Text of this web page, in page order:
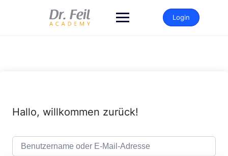
Login
Hallo, willkommen zurück!